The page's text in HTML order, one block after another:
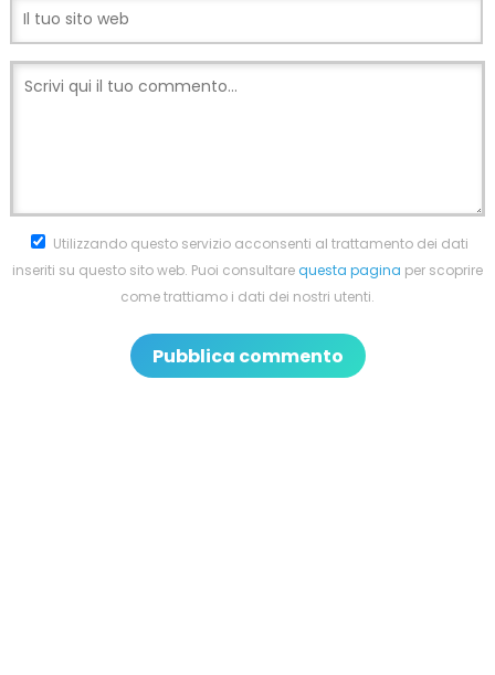
Utilizzando questo servizio acconsenti al trattamento dei dati
inseriti su questo sito web. Puoi consultarequesta pagina per scoprire
come trattiamo i dati dei nostri utenti.